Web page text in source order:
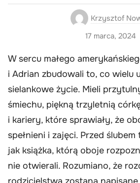
Krzysztof
17 marca, 2024
W sercu małego
i Adrian zbudowali to, co wielu
sielankowe życie. Mieli
śmiechu, piękną trzyletnią
i kariery, które sprawiały, że
spełnieni i zajęci. Przed
jak książka, którą oboje
nie otwierali. Rozumiano, że
rodzicielstwa zostaną